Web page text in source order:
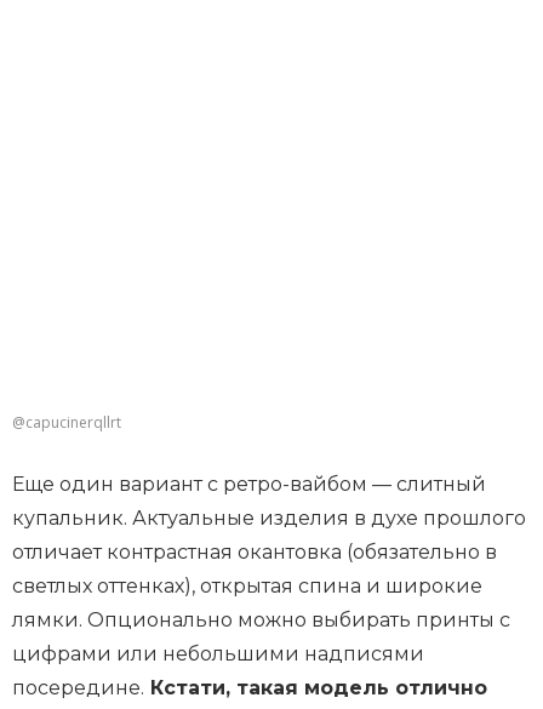
@capucinerqllrt
Еще один вариант с ретро-вайбом — слитный
купальник. Актуальные изделия в духе прошлого
отличает контрастная окантовка (обязательно в
светлых оттенках), открытая спина и широкие
лямки. Опционально можно выбирать принты с
цифрами или небольшими надписями
посередине. Кстати, такая модель отлично